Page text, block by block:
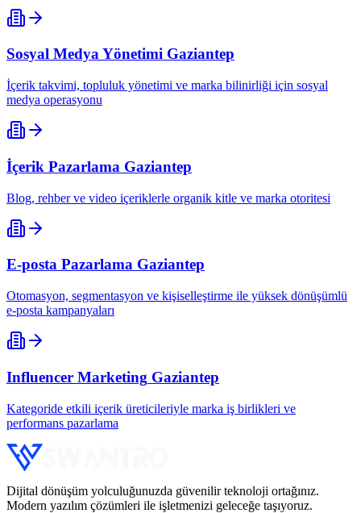
Sosyal Medya Yönetimi Gaziantep
İçerik takvimi, topluluk yönetimi ve marka bilinirliği için sosyal
medya operasyonu
İçerik Pazarlama Gaziantep
Blog, rehber ve video içeriklerle organik kitle ve marka otoritesi
E-posta Pazarlama Gaziantep
Otomasyon, segmentasyon ve kişiselleştirme ile yüksek dönüşümlü
e-posta kampanyaları
Influencer Marketing Gaziantep
Kategoride etkili içerik üreticileriyle marka iş birlikleri ve
performans pazarlama
Dijital dönüşüm yolculuğunuzda güvenilir teknoloji ortağınız.
Modern yazılım çözümleri ile işletmenizi geleceğe taşıyoruz.